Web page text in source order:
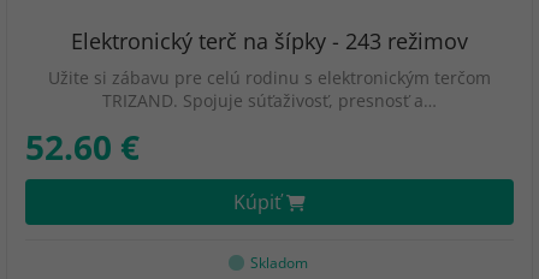
Elektronický terč na šípky - 243 režimov
Užite si zábavu pre celú rodinu s elektronickým terčom
TRIZAND. Spojuje súťaživosť, presnosť a…
52.60 €
Kúpiť
Skladom